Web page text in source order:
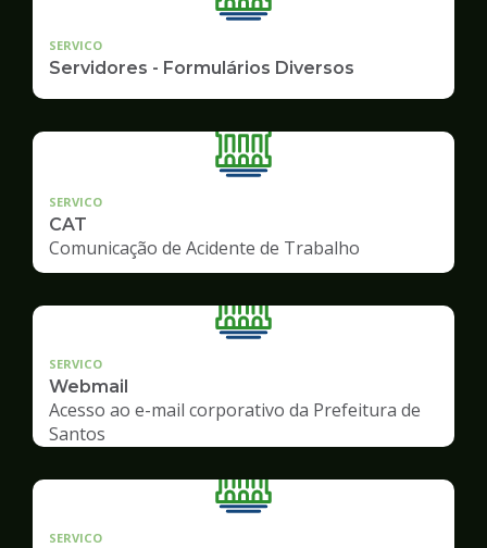
SERVICO
Servidores - Formulários Diversos
SERVICO
CAT
Comunicação de Acidente de Trabalho
SERVICO
Webmail
Acesso ao e-mail corporativo da Prefeitura de
Santos
SERVICO